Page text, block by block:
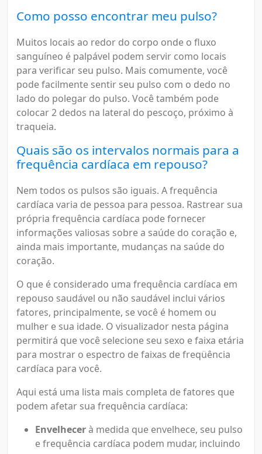
Como posso encontrar meu pulso?
Muitos locais ao redor do corpo onde o fluxo
sanguíneo é palpável podem servir como locais
para verificar seu pulso. Mais comumente, você
pode facilmente sentir seu pulso com o dedo no
lado do polegar do pulso. Você também pode
colocar 2 dedos na lateral do pescoço, próximo à
traqueia.
Quais são os intervalos normais para a
frequência cardíaca em repouso?
Nem todos os pulsos são iguais. A frequência
cardíaca varia de pessoa para pessoa. Rastrear sua
própria frequência cardíaca pode fornecer
informações valiosas sobre a saúde do coração e,
ainda mais importante, mudanças na saúde do
coração.
O que é considerado uma frequência cardíaca em
repouso saudável ou não saudável inclui vários
fatores, principalmente, se você é homem ou
mulher e sua idade. O visualizador nesta página
permitirá que você selecione seu sexo e faixa etária
para mostrar o espectro de faixas de freqüência
cardíaca para você.
Aqui está uma lista mais completa de fatores que
podem afetar sua frequência cardíaca:
Envelhecerà medida que envelhece, seu pulso
e frequência cardíaca podem mudar, incluindo